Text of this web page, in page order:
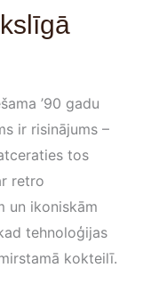
’90 gadu
ir risinājums –
tos
retro
un ikoniskām
tehnoloģijas
kokteilī.